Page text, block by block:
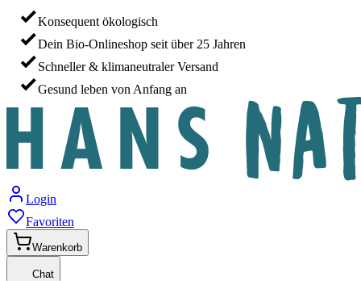
Konsequent ökologisch
Dein Bio-Onlineshop seit über 25 Jahren
Schneller & klimaneutraler Versand
Gesund leben von Anfang an
Login
Favoriten
Warenkorb
Chat